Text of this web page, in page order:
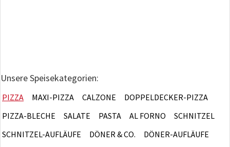
Unsere Speisekategorien:
PIZZA MAXI-PIZZA CALZONE
DOPPELDECKER-PIZZA
PIZZA-BLECHE
SALATE PASTA AL FORNO
SCHNITZEL
SCHNITZEL-AUFLÄUFE
DÖNER & CO.
DÖNER-AUFLÄUFE